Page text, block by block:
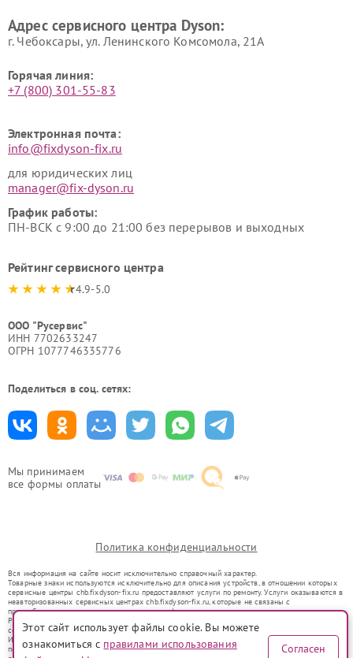
Мы принимаем
все формы оплаты
Адрес сервисного центра Dyson:
г. Чебоксары, ул. Ленинского Комсомола, 21А
Горячая линия:
+7 (800) 301-55-83
Электронная почта:
info@fixdyson-fix.ru
для юридических лиц
manager@fix-dyson.ru
График работы:
ПН-ВСК с 9:00 до 21:00 без перерывов и выходных
Рейтинг сервисного центра
4.9-5.0
ООО "Русервис"
ИНН 7702633247
ОГРН 1077746335776
Поделиться в соц. сетях:
Политика конфиденциальности
Вся информация на сайте носит исключительно справочный характер.
Товарные знаки используются исключительно для описания устройств, в отношении которых
сервисные центры chb.fixdyson-fix.ru предоставляют услуги по ремонту. Услуги оказываются в
неавторизованных сервисных центрах chb.fixdyson-fix.ru, которые не связаны с
правообладателями товарных знаков или их официальными представителями.
Ремонт осуществляется для устройств, уже введенных в гражданский оборот в соответствии
со статьей 1487 ГК РФ.
Использование товарных знаков не преследует цели индивидуализации услуг или введения
потребителей в заблуждение, а служит для информирования о предоставляемых услугах по
Этот сайт использует файлы cookie. Вы можете
ознакомиться с правилами использования
Согласен